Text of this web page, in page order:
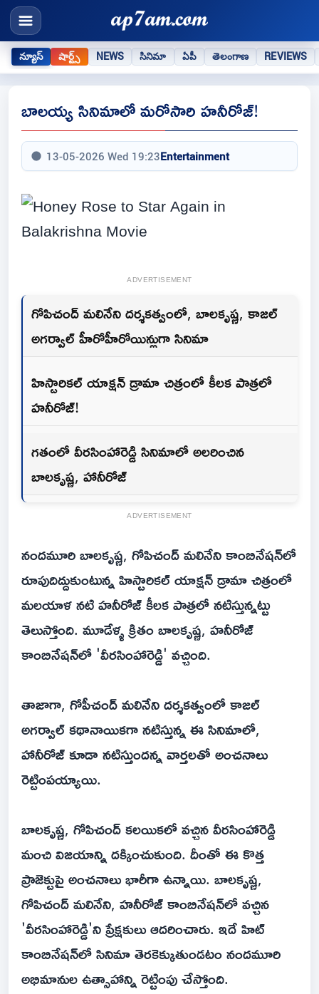
న్యూస్ షార్ట్స్ NEWS సినిమా ఏపీ తెలంగాణ REVIEWS
బాలయ్య సినిమాలో మరోసారి హనీరోజ్!
13-05-2026 Wed 19:23Entertainment
ADVERTISEMENT
గోపిచంద్ మలినేని దర్శకత్వంలో, బాలకృష్ణ, కాజల్
అగర్వాల్ హీరోహీరోయిన్లుగా సినిమా
హిస్టారికల్ యాక్షన్ డ్రామా చిత్రంలో కీలక పాత్రలో
హనీరోజ్!
గతంలో వీరసింహారెడ్డి సినిమాలో అలరించిన
బాలకృష్ణ, హానీరోజ్
ADVERTISEMENT
నందమూరి బాలకృష్ణ, గోపిచంద్ మలినేని కాంబినేషన్‌లో
రూపుదిద్దుకుంటున్న హిస్టారికల్ యాక్షన్ డ్రామా చిత్రంలో
మలయాళ నటి హనీరోజ్ కీలక పాత్రలో నటిస్తున్నట్టు
తెలుస్తోంది. మూడేళ్ళ క్రితం బాలకృష్ణ, హనీరోజ్
కాంబినేషన్‌లో 'వీరసింహారెడ్డి' వచ్చింది.
తాజాగా, గోపీచంద్ మలినేని దర్శకత్వంలో కాజల్
అగర్వాల్ కథానాయికగా నటిస్తున్న ఈ సినిమాలో,
హానీరోజ్ కూడా నటిస్తుందన్న వార్తలతో అంచనాలు
రెట్టింపయ్యాయి.
బాలకృష్ణ, గోపిచంద్ కలయికలో వచ్చిన వీరసింహారెడ్డి
మంచి విజయాన్ని దక్కించుకుంది. దీంతో ఈ కొత్త
ప్రాజెక్టుపై అంచనాలు భారీగా ఉన్నాయి. బాలకృష్ణ,
గోపిచంద్ మలినేని, హనీరోజ్ కాంబినేషన్‌లో వచ్చిన
'వీరసింహారెడ్డి'ని ప్రేక్షకులు ఆదరించారు. ఇదే హిట్
కాంబినేషన్‌లో సినిమా తెరకెక్కుతుండటం నందమూరి
అభిమానుల ఉత్సాహాన్ని రెట్టింపు చేస్తోంది.